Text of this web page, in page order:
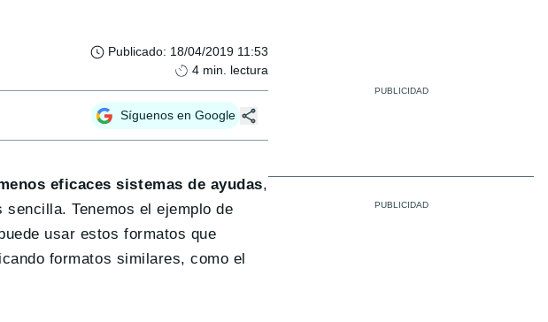
Publicado: 18/04/2019 11:53
4 min. lectura
Síguenos en Google
eficaces sistemas de ayudas,
Tenemos el ejemplo de
usar estos formatos que
formatos similares, como el